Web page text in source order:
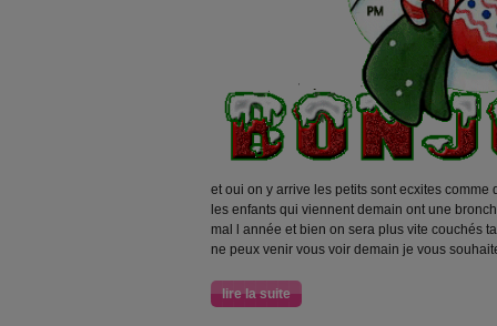
et oui on y arrive les petits sont ecxites
les enfants qui viennent demain ont une
mal l année et bien on sera plus vite couchés
ne peux venir vous voir demain je vous
lire la suite